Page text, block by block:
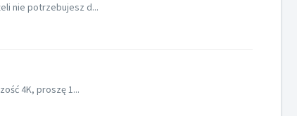
nie potrzebujesz d...
4K, proszę 1...